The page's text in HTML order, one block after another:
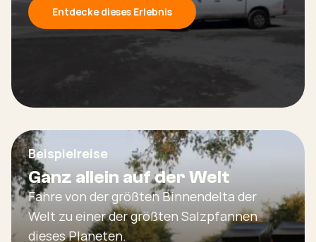
Entdecke dieses Erlebnis
Beispielreise
Ganz allein auf der Welt
Fahre von der größten Binnendelta der
Welt zu einer der größten Salzpfannen
dieses Planeten.